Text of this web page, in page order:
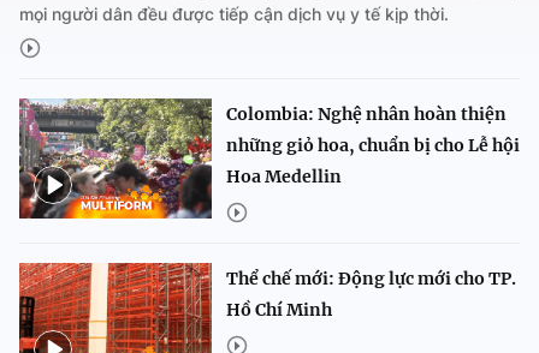
mọi người dân đều được tiếp cận dịch vụ y tế kịp thời.
Colombia: Nghệ nhân hoàn thiện
những giỏ hoa, chuẩn bị cho Lễ hội
Hoa Medellin
Thể chế mới: Động lực mới cho TP.
Hồ Chí Minh